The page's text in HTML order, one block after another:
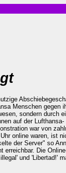
Menschen gegen
sondern durch
auf der Lufthansa-
war von
online waren, ist
der Server" so
erreichbar. Die
und 'Libertad!'